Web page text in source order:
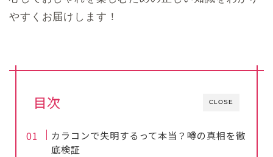
やすくお届けします！
CLOSE
目次
カラコンで失明するって本当？噂の真相を徹
底検証